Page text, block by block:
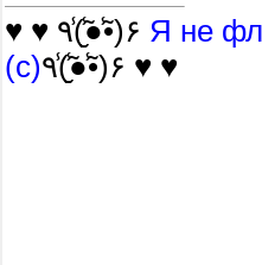
♥ ♥ ٩(̾●̮̮̃̾•̃̾)۶ Я не
(с) ٩(̾●̮̮̃̾•̃̾)۶ ♥ ♥